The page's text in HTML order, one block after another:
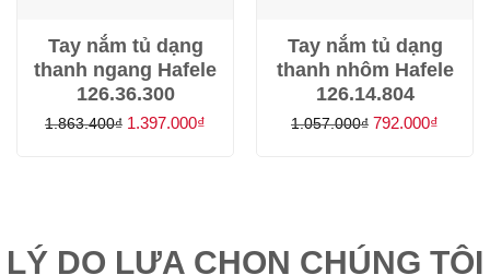
Tay nắm tủ dạng
thanh ngang Hafele
126.36.300
1.863.400₫ Giá
1.397.000₫
Tay nắm tủ dạng
thanh nhôm Hafele
126.14.804
1.057.000₫ Giá
792.000₫
LÝ DO LỰA CHỌN CHÚNG TÔI